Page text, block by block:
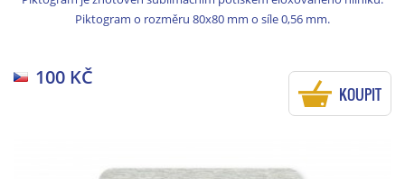
Piktogram o rozměru 80x80 mm o síle 0,56 mm.
100 KČ
KOUPIT